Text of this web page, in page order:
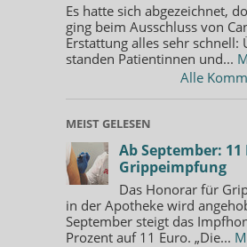
Es hatte sich abgezeichnet,
ging beim Ausschluss von
Erstattung alles sehr schnell:
standen Patientinnen und...
Alle
MEIST GELESEN
Ab September:
Grippeimpfung
Das Honorar für
in der Apotheke wird
September steigt das
Prozent auf 11 Euro. „Die...